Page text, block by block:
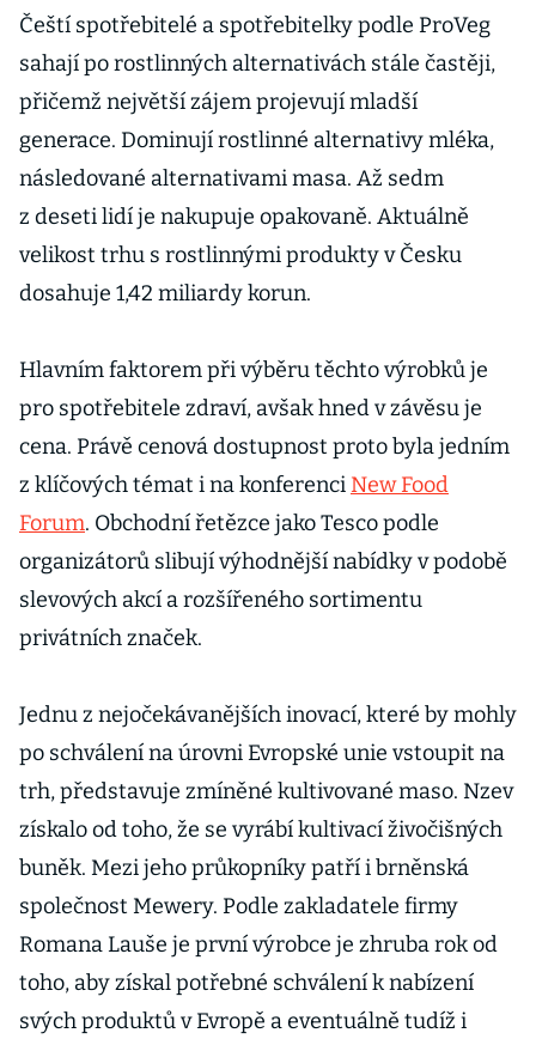
Čeští spotřebitelé a spotřebitelky podle ProVeg
sahají po rostlinných alternativách stále častěji,
přičemž největší zájem projevují mladší
generace. Dominují rostlinné alternativy mléka,
následované alternativami masa. Až sedm
z deseti lidí je nakupuje opakovaně. Aktuálně
velikost trhu s rostlinnými produkty v Česku
dosahuje 1,42 miliardy korun.
Hlavním faktorem při výběru těchto výrobků je
pro spotřebitele zdraví, avšak hned v závěsu je
cena. Právě cenová dostupnost proto byla jedním
z klíčových témat i na konferenci New Food
Forum. Obchodní řetězce jako Tesco podle
organizátorů slibují výhodnější nabídky v podobě
slevových akcí a rozšířeného sortimentu
privátních značek.
Jednu z nejočekávanějších inovací, které by mohly
po schválení na úrovni Evropské unie vstoupit na
trh, představuje zmíněné kultivované maso. Nzev
získalo od toho, že se vyrábí kultivací živočišných
buněk. Mezi jeho průkopníky patří i brněnská
společnost Mewery. Podle zakladatele firmy
Romana Lauše je první výrobce je zhruba rok od
toho, aby získal potřebné schválení k nabízení
svých produktů v Evropě a eventuálně tudíž i